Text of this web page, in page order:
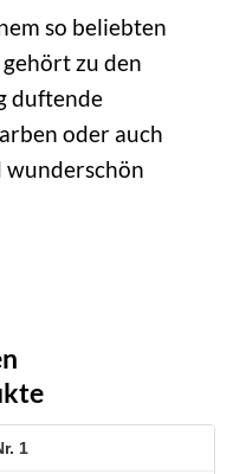
so beliebten
zu den
duftende
oder auch
wunderschön
1